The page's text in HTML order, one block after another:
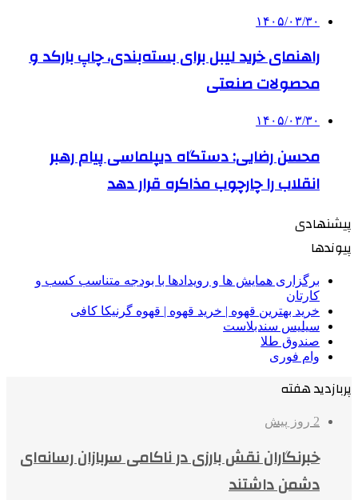
۱۴۰۵/۰۳/۳۰
راهنمای خرید لیبل برای بسته‌بندی، چاپ بارکد و
محصولات صنعتی
۱۴۰۵/۰۳/۳۰
محسن رضایی: دستگاه دیپلماسی پیام رهبر
انقلاب را چارچوب مذاکره قرار دهد
پیشنهادی
پیوندها
برگزاری همایش ها و رویدادها با بودجه متناسب کسب و
کارتان
خرید بهترین قهوه | خرید قهوه | قهوه گرنیکا کافی
سیلیس سندبلاست
صندوق طلا
وام فوری
پربازدید هفته
2 روز پیش
خبرنگاران نقش بارزی در ناکامی سربازان رسانه‌ای
دشمن داشتند